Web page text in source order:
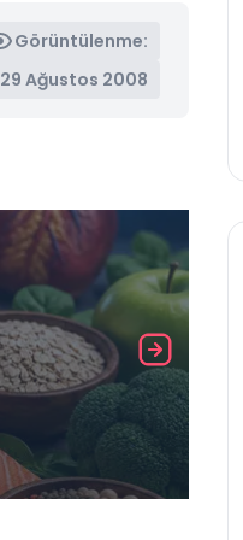
Görüntülenme:
29 Ağustos 2008